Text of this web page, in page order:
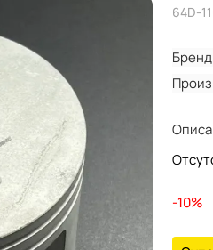
64D-
Бренд
-10%